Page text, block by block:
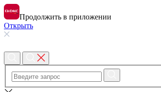
Продолжить в приложении
Открыть